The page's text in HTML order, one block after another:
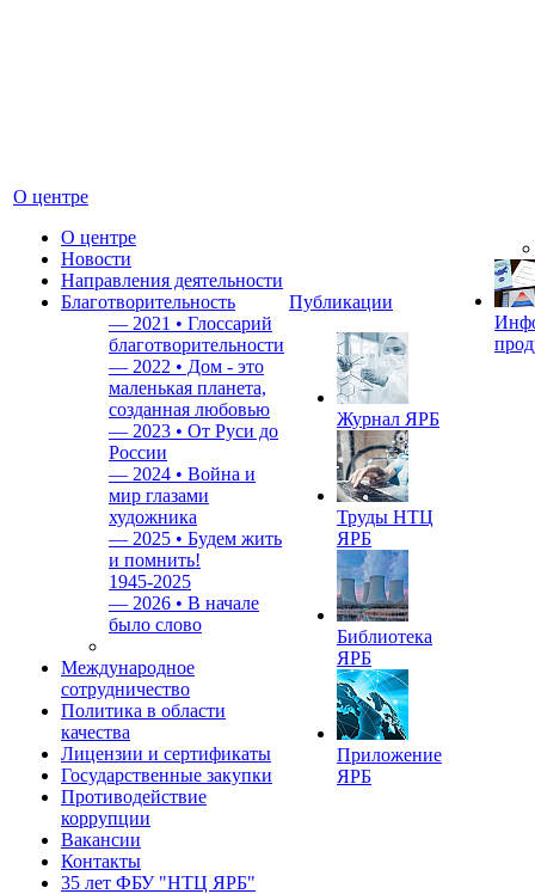
О центре
О центре
Новости
Направления деятельности
Благотворительность
— 2021 • Глоссарий
благотворительности
— 2022 • Дом - это
маленькая планета,
созданная любовью
— 2023 • От Руси до
России
— 2024 • Война и
мир глазами
художника
— 2025 • Будем жить
и помнить!
1945-2025
— 2026 • В начале
было слово
Международное
сотрудничество
Политика в области
качества
Лицензии и сертификаты
Государственные закупки
Противодействие
коррупции
Вакансии
Контакты
35 лет ФБУ "НТЦ ЯРБ"
Публикации
Журнал ЯРБ
Труды НТЦ
ЯРБ
Библиотека
ЯРБ
Приложение
ЯРБ